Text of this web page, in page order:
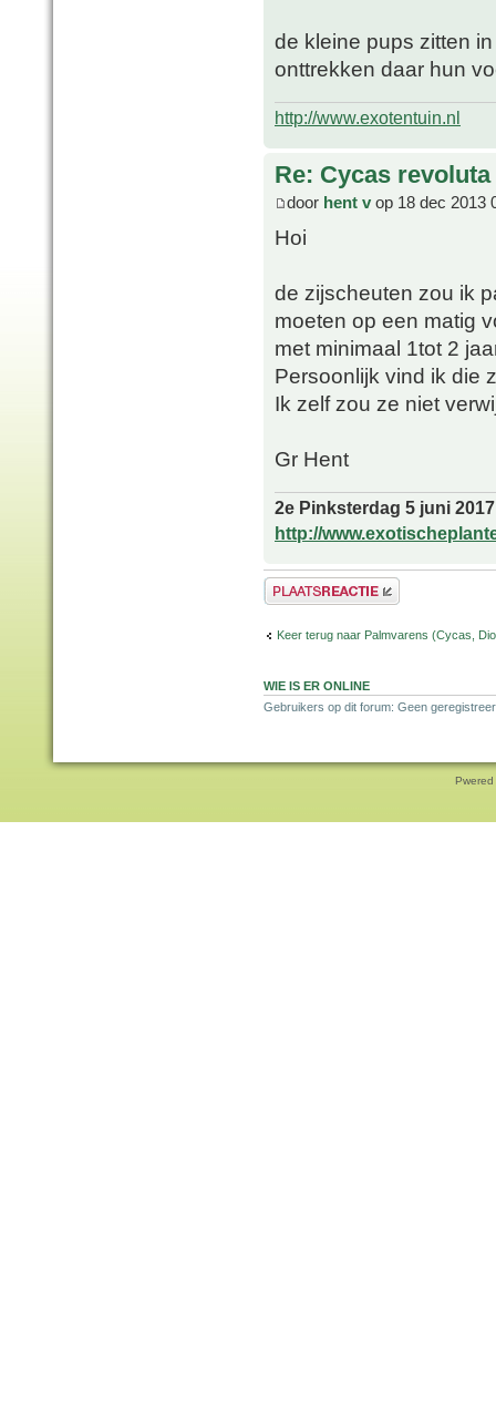
de kleine pups zitten
onttrekken daar hun
http://www.exotentuin.nl
Re: Cycas
door hent v op 18 dec 2013
Hoi
de zijscheuten zou ik
moeten op een matig
met minimaal 1tot 2
Persoonlijk vind ik die
Ik zelf zou ze niet
Gr Hent
2e Pinksterdag 5 juni
http://
Plaats een reactie
Keer terug naar Palmvarens (Cycas,
WIE IS ER ONLINE
Gebruikers op dit forum: Geen